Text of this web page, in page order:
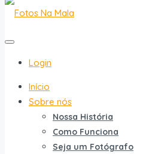
Login
Início
Sobre nós
Nossa História
Como Funciona
Seja um Fotógrafo